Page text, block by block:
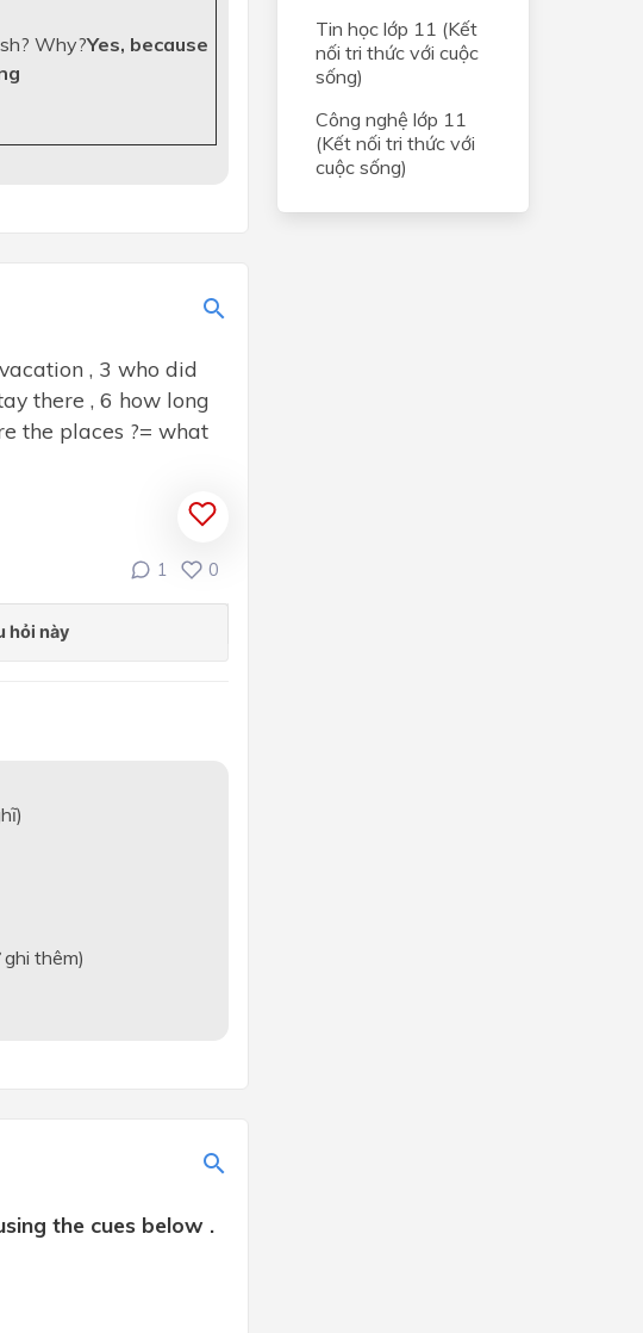
Why?Yes, because
, 3 who did
there , 6 how long
the places ?= what
1 0
ghi thêm)
the cues below .
Tin học lớp 11 (Kết
nối tri thức với cuộc
sống)
Công nghệ lớp 11
(Kết nối tri thức với
cuộc sống)